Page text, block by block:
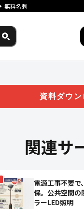
無料名刺
資料ダウン
関連サ
電源工事不要で
保。公共空間の
ラーLED照明